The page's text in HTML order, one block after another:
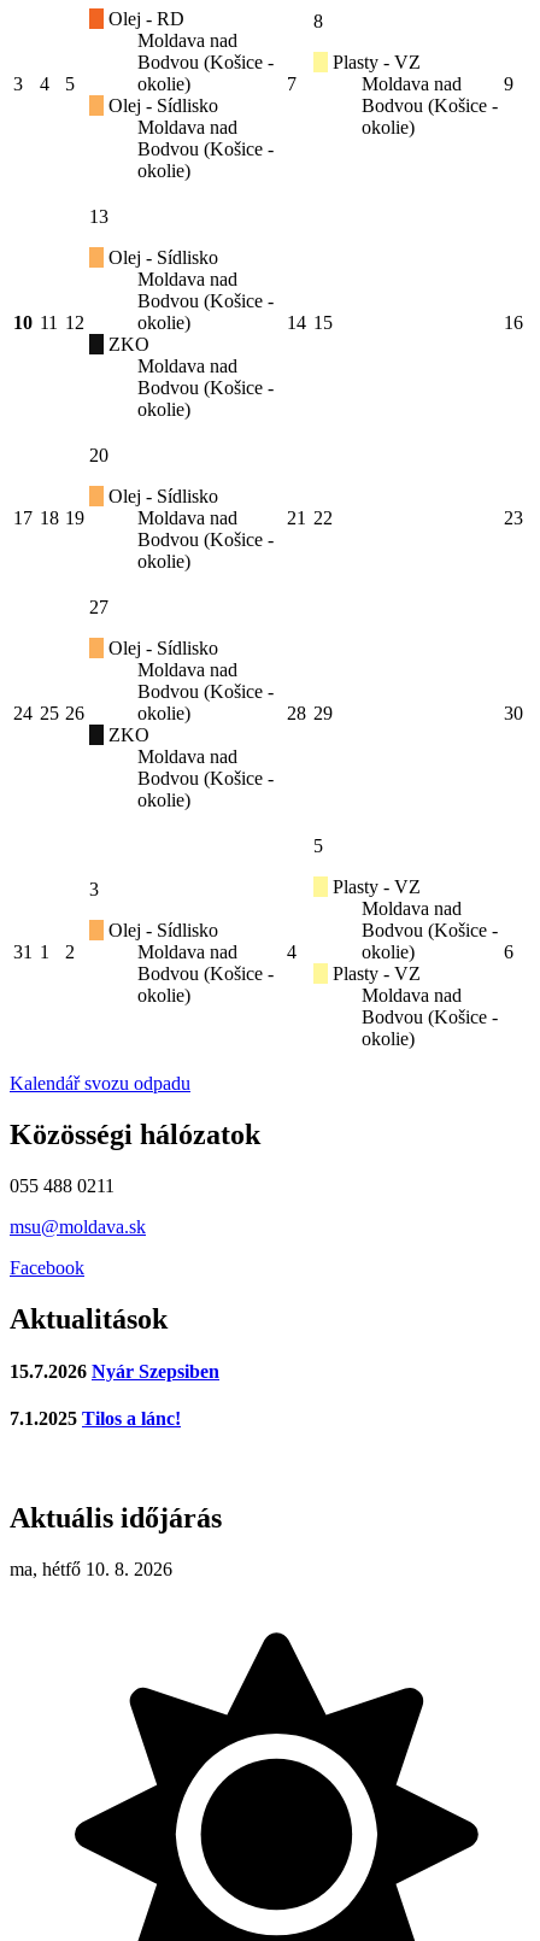
3 4 5
Olej - RD
Moldava nad
Bodvou (Košice -
okolie)
Olej - Sídlisko
Moldava nad
Bodvou (Košice -
okolie)
7
8
Plasty - VZ
Moldava nad
Bodvou (Košice -
okolie)
9
10 11 12
13
Olej - Sídlisko
Moldava nad
Bodvou (Košice -
okolie)
ZKO
Moldava nad
Bodvou (Košice -
okolie)
14 15 16
17 18 19
20
Olej - Sídlisko
Moldava nad
Bodvou (Košice -
okolie)
21 22 23
24 25 26
27
Olej - Sídlisko
Moldava nad
Bodvou (Košice -
okolie)
ZKO
Moldava nad
Bodvou (Košice -
okolie)
28 29 30
31 1 2
3
Olej - Sídlisko
Moldava nad
Bodvou (Košice -
okolie)
4
5
Plasty - VZ
Moldava nad
Bodvou (Košice -
okolie)
Plasty - VZ
Moldava nad
Bodvou (Košice -
okolie)
6
Kalendář svozu odpadu
Közösségi hálózatok
055 488 0211
msu@moldava.sk
Facebook
Aktualitások
15.7.2026 Nyár Szepsiben
7.1.2025 Tilos a lánc!
Aktuális időjárás
ma, hétfő 10. 8. 2026